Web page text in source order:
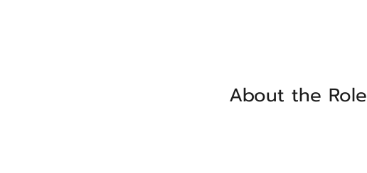
About the Role